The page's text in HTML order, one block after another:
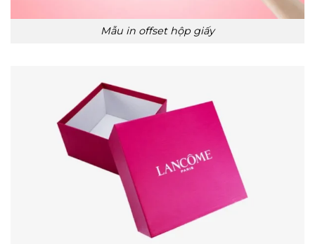
Mẫu in offset hộp giấy